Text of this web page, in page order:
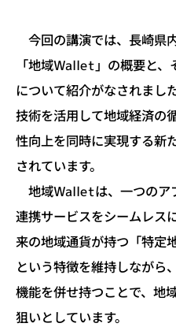
今回の講演では、長崎県
「地域Wallet」の概要と
について紹介がなされま
技術を活用して地域経済の
性向上を同時に実現する新
されています。
地域Walletは、一つのア
連携サービスをシームレス
来の地域通貨が持つ「特定
という特徴を維持しながら
機能を併せ持つことで、地
狙いとしています。